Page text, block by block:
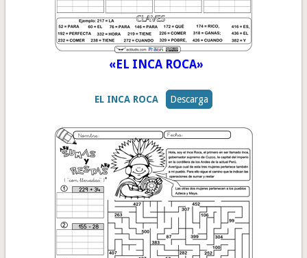
«EL INCA ROCA»
EL INCA ROCA Descarga